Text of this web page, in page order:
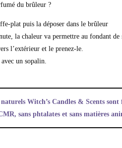
du brûleur ?
plat puis la déposer dans le brûleur
la chaleur va permettre au fondant
l’extérieur et le prenez-le.
un sopalin.
Witch’s Candles & Scents
sans phtalates et sans matières